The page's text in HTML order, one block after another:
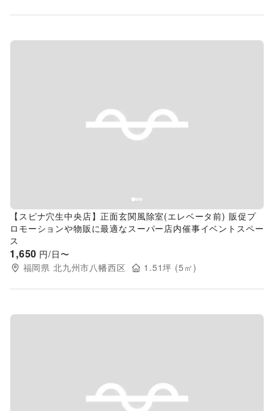
Previous slide
【スピナ穴生中央店】正面玄関風除室(エレベータ前) 販促プ
ロモーションや物販に最適なスーパー店内催事イベントスペー
ス
1,650 円/日〜
福岡県 北九州市八幡西区 1.51坪 (5 ㎡)
Previous slide